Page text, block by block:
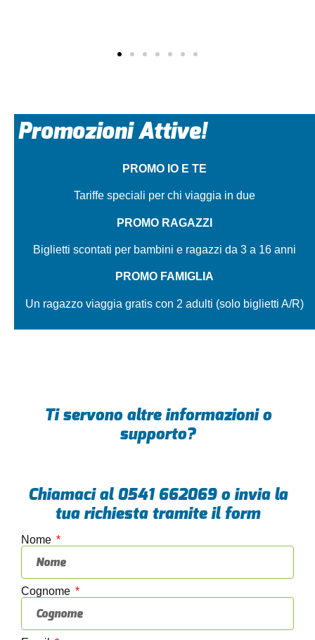
Promozioni Attive!
PROMO IO E TE
Tariffe speciali per chi viaggia in due
PROMO RAGAZZI
Biglietti scontati per bambini e ragazzi da 3 a 16 anni
PROMO FAMIGLIA
Un ragazzo viaggia gratis con 2 adulti (solo biglietti A/R)
Ti servono altre informazioni o
supporto?
Chiamaci al0541 662069o invia la
tua richiesta tramite il form
Nome
Cognome